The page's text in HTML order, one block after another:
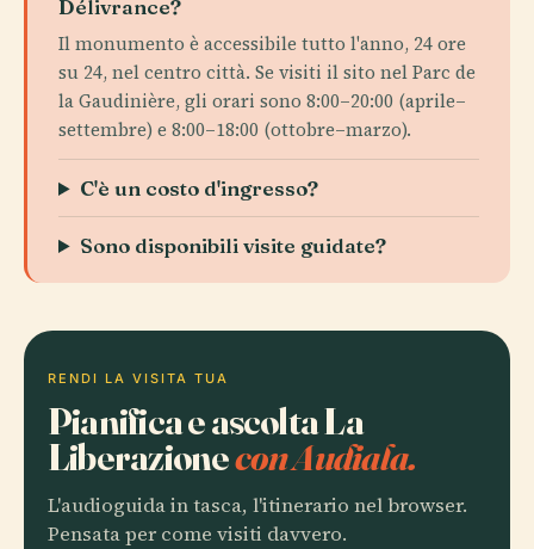
Délivrance?
Il monumento è accessibile tutto l'anno, 24 ore
su 24, nel centro città. Se visiti il sito nel Parc de
la Gaudinière, gli orari sono 8:00–20:00 (aprile–
settembre) e 8:00–18:00 (ottobre–marzo).
C'è un costo d'ingresso?
Sono disponibili visite guidate?
RENDI LA VISITA TUA
Pianifica e ascolta La
Liberazionecon Audiala.
L'audioguida in tasca, l'itinerario nel browser.
Pensata per come visiti davvero.